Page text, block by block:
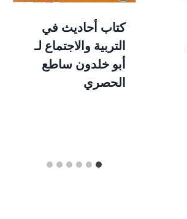
كتاب أحاديث في
التربية والاجتماع لـ
أبو خلدون ساطع
الحصري